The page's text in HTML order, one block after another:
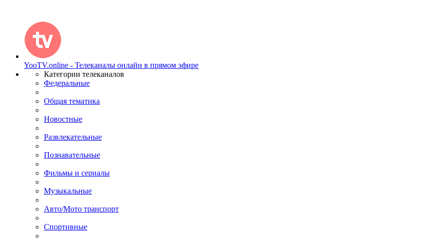
YooTV.online - Телеканалы онлайн в прямом эфире
Категории телеканалов
Федеральные
Общая тематика
Новостные
Развлекательные
Познавательные
Фильмы и сериалы
Музыкальные
Авто/Мото транспорт
Спортивные